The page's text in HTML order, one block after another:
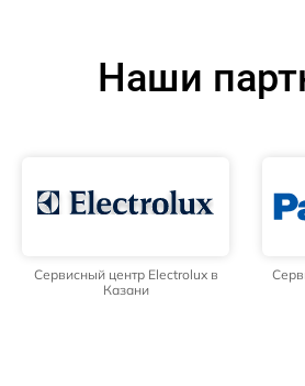
Наши
Сервисный центр Electrolux в
Казани